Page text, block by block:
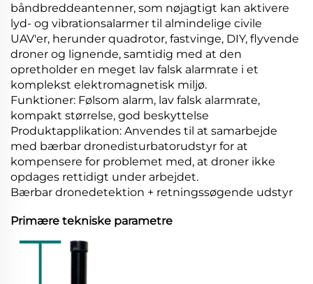
båndbreddeantenner, som nøjagtigt kan aktivere
lyd- og vibrationsalarmer til almindelige civile
UAV'er, herunder quadrotor, fastvinge, DIY, flyvende
droner og lignende, samtidig med at den
opretholder en meget lav falsk alarmrate i et
komplekst elektromagnetisk miljø.
Funktioner: Følsom alarm, lav falsk alarmrate,
kompakt størrelse, god beskyttelse
Produktapplikation: Anvendes til at samarbejde
med bærbar dronedisturbatorudstyr for at
kompensere for problemet med, at droner ikke
opdages rettidigt under arbejdet.
Bærbar dronedetektion + retningssøgende udstyr
Primære tekniske parametre